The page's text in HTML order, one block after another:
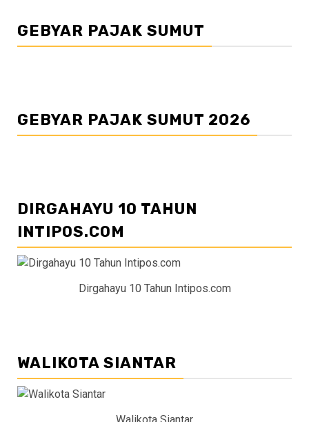
GEBYAR PAJAK SUMUT
GEBYAR PAJAK SUMUT 2026
DIRGAHAYU 10 TAHUN
INTIPOS.COM
Dirgahayu 10 Tahun Intipos.com
WALIKOTA SIANTAR